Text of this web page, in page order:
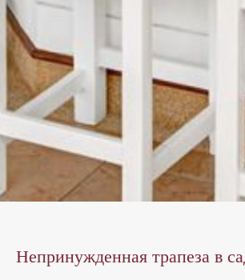
Непринужденная трапеза в